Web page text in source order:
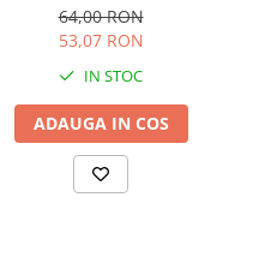
64,00 RON
53,07 RON
IN STOC
ADAUGA IN COS